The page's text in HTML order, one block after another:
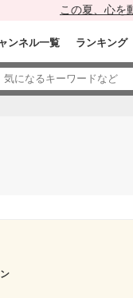
この夏、心を
ンネル一覧 ランキング